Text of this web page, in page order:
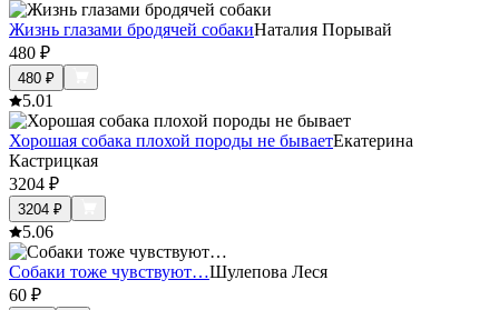
Жизнь глазами бродячей собакиНаталия Порывай
480 ₽
480 ₽
5.01
Хорошая собака плохой породы не бываетЕкатерина
Кастрицкая
3204 ₽
3204 ₽
5.06
Собаки тоже чувствуют…Шулепова Леся
60 ₽